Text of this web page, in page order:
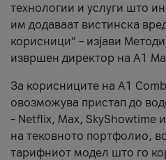
технологии и услуги што
им додаваат вистинска
корисници“ – изјави
извршен директор на А1
За корисниците на A1
овозможува пристап до
– Netflix, Max, SkyShowtime
на тековното портфолио,
тарифниот модел што го